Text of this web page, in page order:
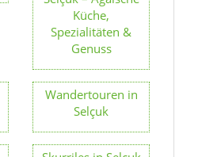
Wandertouren in
Selçuk
Skurriles in Selçuk
entdecken
Vereine in Selçuk